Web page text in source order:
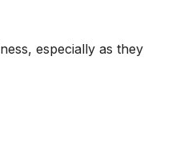
especially as they